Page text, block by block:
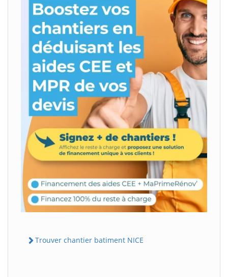
Trouver chantier batiment NICE